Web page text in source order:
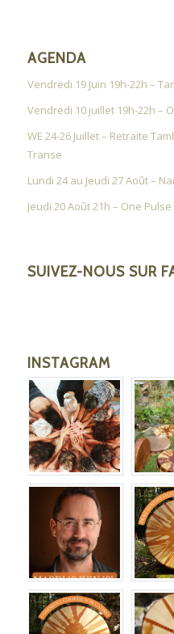
AGENDA
Vendredi 19 Juin 19h-22h –
Vendredi 10 juillet 19h-22h –
WE 24-26 Juillet – Retraite
Transe
Lundi 24 au Jeudi 27 Août –
Jeudi 20 Août 21h – One
SUIVEZ-NOUS SUR
INSTAGRAM